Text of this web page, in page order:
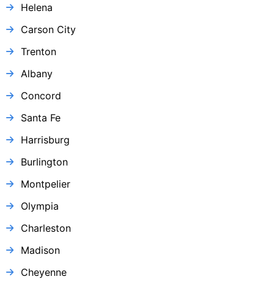
Helena
Carson City
Trenton
Albany
Concord
Santa Fe
Harrisburg
Burlington
Montpelier
Olympia
Charleston
Madison
Cheyenne